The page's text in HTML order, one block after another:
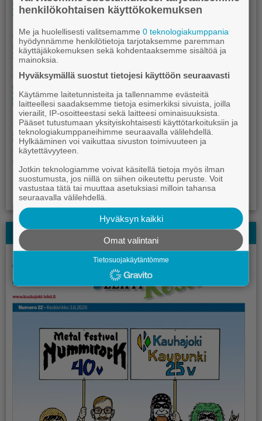
Kauhajoki-lehden Kesälehti
henkilökohtaisen käyttökokemuksen
Me ja huolellisesti valitsemamme0 teknologiakumppania
hyödynnämme henkilötietoja tarjotaksemme paremman
käyttäjäkokemuksen sekä kohdentaaksemme sisältöä ja
mainoksia.
Hyväksymällä suostut tietojesi käyttöön seuraavasti
Käytämme laitetunnisteita ja tallennamme evästeitä
laitteellesi saadaksemme tietoja esimerkiksi sivuista, joilla
vierailit, IP-osoitteestasi sekä laitteesi ominaisuuksista.
Pääset tutustumaan yksityiskohtaisesti käyttötarkoituksiin ja
teknologiakumppaneihimme seuraavalla välilehdellä.
Hylkääminen voi vaikuttaa sivuston toimivuuteen ja
käytettävyyteen.
Jotkin teknologiamme voivat käsitellä tietoja myös ilman
suostumusta, jos niillä on siihen oikeutettu peruste. Voit
vastustaa tätä tai muuttaa asetuksiasi milloin tahansa
seuraavalla välilehdellä.
Hyväksyn kaikki
Omat valintani
Tietosuojakäytäntömme